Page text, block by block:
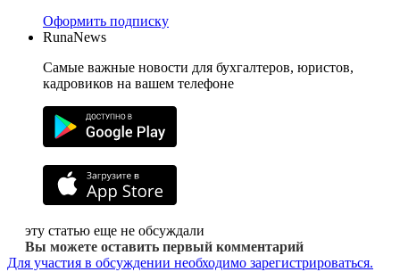
Оформить подписку
RunaNews
Самые важные новости для бухгалтеров, юристов,
кадровиков на вашем телефоне
эту статью еще не обсуждали
Вы можете оставить первый комментарий
Для участия в обсуждении необходимо зарегистрироваться.